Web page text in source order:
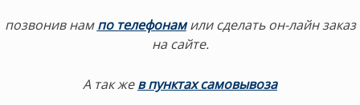
позвонив нампо телефонамили сделать он-лайн заказ
на сайте.
А так жев пунктах самовывоза